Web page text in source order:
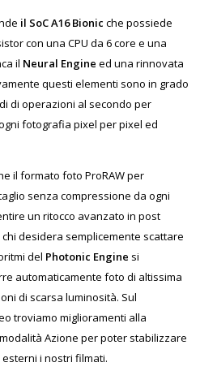
il SoC A16 Bionic che possiede
con una CPU da 6 core e una
il Neural Engine ed una rinnovata
questi elementi sono in grado
di operazioni al secondo per
fotografia pixel per pixel ed
il formato foto ProRAW per
senza compressione da ogni
un ritocco avanzato in post
desidera semplicemente scattare
del Photonic Engine si
automaticamente foto di altissima
di scarsa luminosità. Sul
troviamo miglioramenti alla
Azione per poter stabilizzare
i nostri filmati.